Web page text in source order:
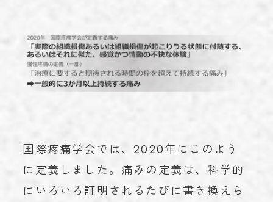
国際疼痛学会では、2020年にこのよう
に定義しました。痛みの定義は、科学的
にいろいろ証明されるたびに書き換えら